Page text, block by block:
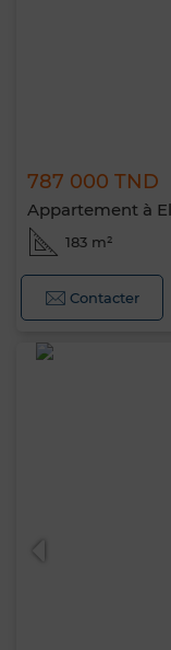
787 000 TND
Appartement à
183 m²
Contacter